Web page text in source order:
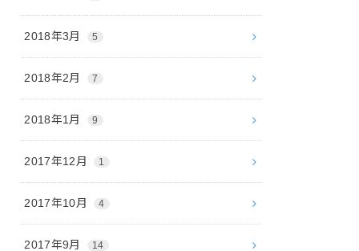
2018年3月 5
2018年2月 7
2018年1月 9
2017年12月 1
2017年10月 4
2017年9月 14